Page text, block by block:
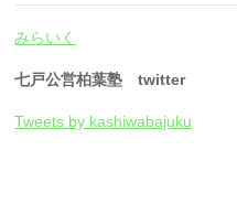
みらいく
七戸公営柏葉塾 twitter
Tweets by kashiwabajuku